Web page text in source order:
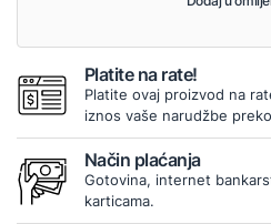
Platite na rate!
Platite ovaj proizvod na
iznos vaše narudžbe
Način plaćanja
Gotovina, internet
karticama.